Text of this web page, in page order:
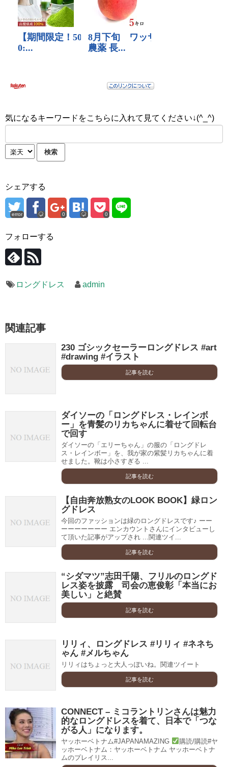
気になるキーワードをこちらに入れて見てください↓(^_^)
シェアする
error 0 0
フォローする
ロングドレス admin
関連記事
230 ゴシックセーラーロングドレス #art
#drawing #イラスト
記事を読む
ダイソーの「ロングドレス・レインボ
ー」を青髪のリカちゃんに着せて回転台
で回す
ダイソーの「エリーちゃん」の服の「ロングドレ
ス・レインボー」を、我が家の紫髪リカちゃんに着
せました。靴は小さすぎる ...
記事を読む
【自由奔放熟女のLOOK BOOK】緑ロン
グドレス
今回のファッションは緑のロングドレスです♪ ーー
ーーーーーーー エンカウントさんにインタビューし
て頂いた記事がアップされ ...関連ツイ...
記事を読む
“シダマツ”志田千陽、フリルのロングド
レス姿を披露 司会の恵俊彰「本当にお
美しい」と絶賛
記事を読む
リリィ、ロングドレス #リリィ #ネネち
ゃん #メルちゃん
リリィはちょっと大人っぽいね。関連ツイート
記事を読む
CONNECT – ミコラントリンさんは魅力
的なロングドレスを着て、日本で「つな
がる人」になります。
ヤッホーベトナム#JAPANAMAZING
購読/購読#ヤ
ッホーベトナム：ヤッホーベトナム ヤッホーベトナ
ムのプレイリス...